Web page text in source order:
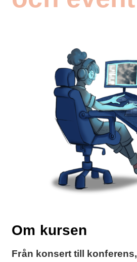
Om kursen
Från konsert till konferens,